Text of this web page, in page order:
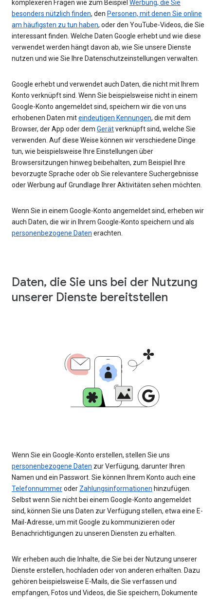
komplexeren Fragen wie zum Beispiel Werbung, die Sie
besonders nützlich finden, den Personen, mit denen Sie online
am häufigsten zu tun haben, oder den YouTube-Videos, die Sie
interessant finden. Welche Daten Google erhebt und wie diese
verwendet werden hängt davon ab, wie Sie unsere Dienste
nutzen und wie Sie Ihre Datenschutzeinstellungen verwalten.
Google erhebt und verwendet auch Daten, die nicht mit Ihrem
Konto verknüpft sind. Wenn Sie beispielsweise nicht in einem
Google-Konto angemeldet sind, speichern wir die von uns
erhobenen Daten miteindeutigen Kennungen, die mit dem
Browser, der App oder dem Gerätverknüpft sind, welche Sie
verwenden. Auf diese Weise können wir verschiedene Dinge
tun, wie beispielsweise Ihre Einstellungen über
Browsersitzungen hinweg beibehalten, zum Beispiel Ihre
bevorzugte Sprache oder ob Sie relevantere Suchergebnisse
oder Werbung auf Grundlage Ihrer Aktivitäten sehen möchten.
Wenn Sie in einem Google-Konto angemeldet sind, erheben wir
auch Daten, die wir in Ihrem Google-Konto speichern und als
personenbezogene Daten erachten.
Daten, die Sie uns bei der Nutzung
unserer Dienste bereitstellen
Wenn Sie ein Google-Konto erstellen, stellen Sie uns
personenbezogene Daten zur Verfügung, darunter Ihren
Namen und ein Passwort. Sie können Ihrem Konto auch eine
Telefonnummeroder Zahlungsinformationen hinzufügen.
Selbst wenn Sie nicht bei einem Google-Konto angemeldet
sind, können Sie uns Daten zur Verfügung stellen, etwa eine E-
Mail-Adresse, um mit Google zu kommunizieren oder
Benachrichtigungen zu unseren Diensten zu erhalten.
Wir erheben auch die Inhalte, die Sie bei der Nutzung unserer
Dienste erstellen, hochladen oder von anderen erhalten. Dazu
gehören beispielsweise E-Mails, die Sie verfassen und
empfangen, Fotos und Videos, die Sie speichern, Dokumente